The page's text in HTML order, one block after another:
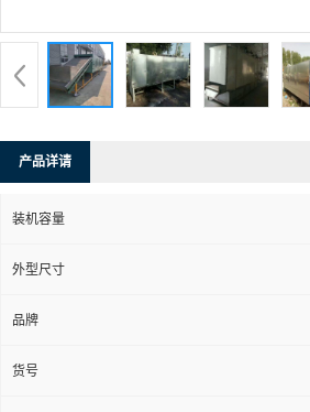
产品详请
装机容量
外型尺寸
品牌
货号